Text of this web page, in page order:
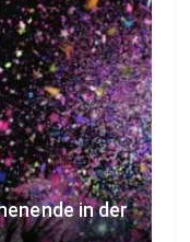
in der